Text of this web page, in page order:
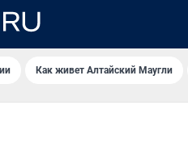
Как живет Алтайский Маугли